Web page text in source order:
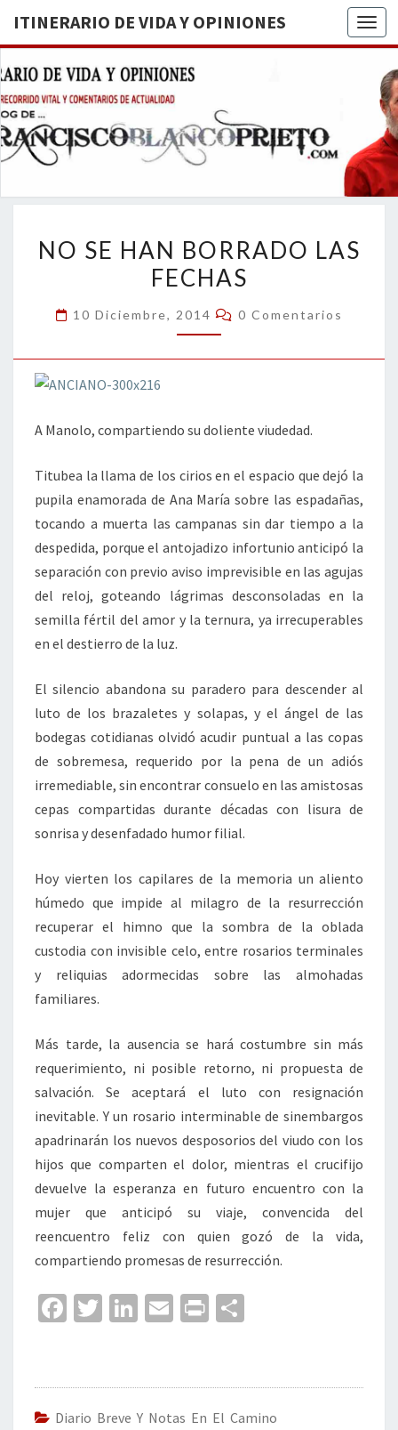
ITINERARIO DE VIDA Y OPINIONES
DE
BREVE
RECORRIDO
VITAL Y
ACTUALIDAD
SE
HAN
LAS
NO SE HAN BORRADO LAS
FECHAS
10 Diciembre, 2014 Comentarios
0 Comentarios
A Manolo, compartiendo su doliente viudedad.
Titubea la llama de los cirios en el espacio que dejó la
pupila enamorada de Ana María sobre las espadañas,
tocando a muerta las campanas sin dar tiempo a la
despedida, porque el antojadizo infortunio anticipó la
separación con previo aviso imprevisible en las agujas
del reloj, goteando lágrimas desconsoladas en la
semilla fértil del amor y la ternura, ya irrecuperables
en el destierro de la luz.
El silencio abandona su paradero para descender al
luto de los brazaletes y solapas, y el ángel de las
bodegas cotidianas olvidó acudir puntual a las copas
de sobremesa, requerido por la pena de un adiós
irremediable, sin encontrar consuelo en las amistosas
cepas compartidas durante décadas con lisura de
sonrisa y desenfadado humor filial.
Hoy vierten los capilares de la memoria un aliento
húmedo que impide al milagro de la resurrección
recuperar el himno que la sombra de la oblada
custodia con invisible celo, entre rosarios terminales
y reliquias adormecidas sobre las almohadas
familiares.
Más tarde, la ausencia se hará costumbre sin más
requerimiento, ni posible retorno, ni propuesta de
salvación. Se aceptará el luto con resignación
inevitable. Y un rosario interminable de sinembargos
apadrinarán los nuevos desposorios del viudo con los
hijos que comparten el dolor, mientras el crucifijo
devuelve la esperanza en futuro encuentro con la
mujer que anticipó su viaje, convencida del
reencuentro feliz con quien gozó de la vida,
compartiendo promesas de resurrección.
Fa
o
o
T
er
Li
dI
n
E
l
Pr
p
ar
Diario Breve Y Notas En El Camino